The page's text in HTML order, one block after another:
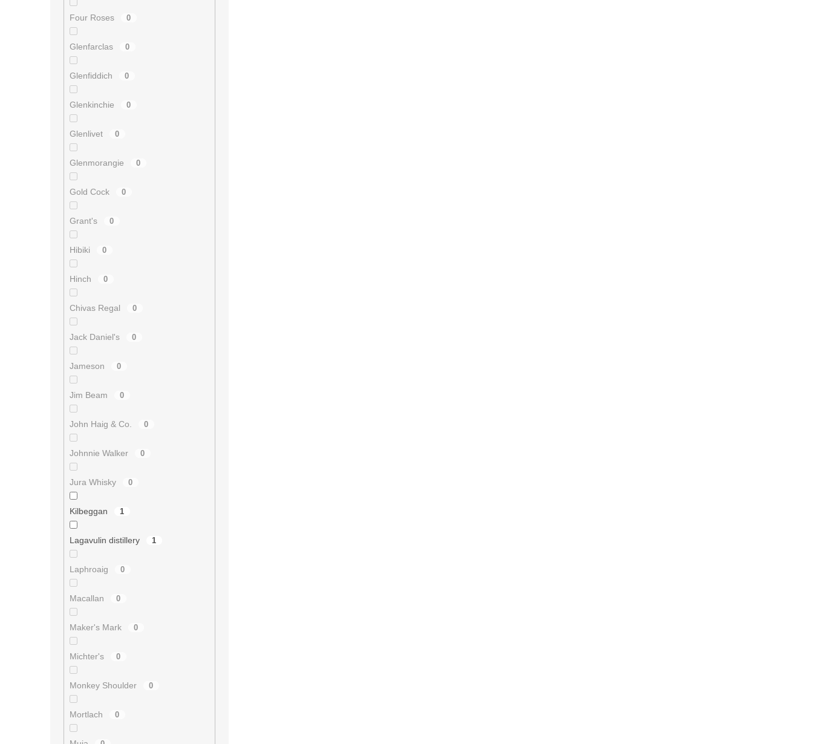
Four Roses 0
Glenfarclas 0
Glenfiddich 0
Glenkinchie 0
Glenlivet 0
Glenmorangie 0
Gold Cock 0
Grant's 0
Hibiki 0
Hinch 0
Chivas Regal 0
Jack Daniel's 0
Jameson 0
Jim Beam 0
John Haig & Co. 0
Johnnie Walker 0
Jura Whisky 0
Kilbeggan 1
Lagavulin distillery 1
Laphroaig 0
Macallan 0
Maker's Mark 0
Michter's 0
Monkey Shoulder 0
Mortlach 0